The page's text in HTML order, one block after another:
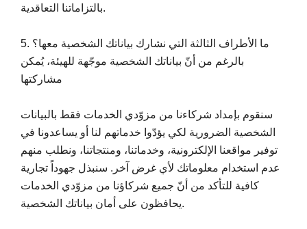
بالتزاماتنا التعاقدية.
5. ما الأطراف الثالثة التي نشارك بياناتك الشخصية معها؟
بالرغم من أنّ بياناتك الشخصية موجّهة للهيئة، يُمكن
سنقوم بإمداد شركاءنا من مزوّدي الخدمات فقط بالبيانات
الشخصية الضرورية لكي يؤدّوا خدماتهم لنا أو يساعدونا في
توفير مواقعنا الإلكترونية، وخدماتنا، ومنتجاتنا، ونطلب منهم
عدم استخدام معلوماتك لأي غرض آخر. سنبذل جهوداً تجارية
كافية للتأكد من أنّ جميع شركاؤنا من مزوّدي الخدمات
يحافظون على أمان بياناتك الشخصية.